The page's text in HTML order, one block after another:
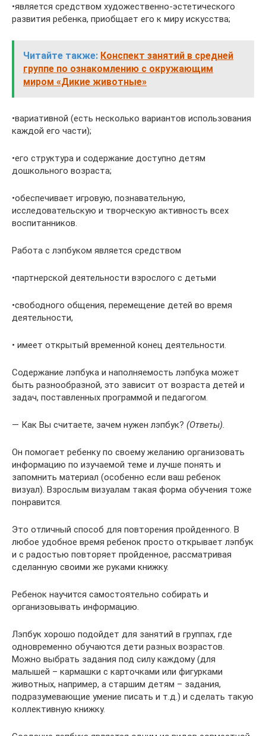
•является средством художественно-эстетического
развития ребенка, приобщает его к миру искусства;
Читайте также: Конспект занятий в средней
группе по ознакомлению с окружающим
миром «Дикие животные»
•вариативной (есть несколько вариантов использования
каждой его части);
•его структура и содержание доступно детям
дошкольного возраста;
•обеспечивает игровую, познавательную,
исследовательскую и творческую активность всех
воспитанников.
Работа с лэпбуком является средством
•партнерской деятельности взрослого с детьми
•свободного общения, перемещение детей во время
деятельности,
• имеет открытый временной конец деятельности.
Содержание лэпбука и наполняемость лэпбука может
быть разнообразной, это зависит от возраста детей и
задач, поставленных программой и педагогом.
— Как Вы считаете, зачем нужен лэпбук? (Ответы).
Он помогает ребенку по своему желанию организовать
информацию по изучаемой теме и лучше понять и
запомнить материал (особенно если ваш ребенок
визуал). Взрослым визуалам такая форма обучения тоже
понравится.
Это отличный способ для повторения пройденного. В
любое удобное время ребенок просто открывает лэпбук
и с радостью повторяет пройденное, рассматривая
сделанную своими же руками книжку.
Ребенок научится самостоятельно собирать и
организовывать информацию.
Лэпбук хорошо подойдет для занятий в группах, где
одновременно обучаются дети разных возрастов.
Можно выбрать задания под силу каждому (для
малышей – кармашки с карточками или фигурками
животных, например, а старшим детям – задания,
подразумевающие умение писать и т.д.) и сделать такую
коллективную книжку.